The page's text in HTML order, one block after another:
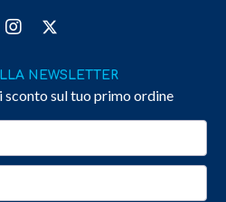
NEWSLETTER
sconto sul tuo primo ordine